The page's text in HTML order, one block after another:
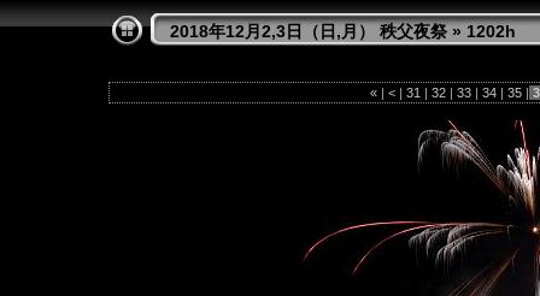
2018年12月2,3日（日,月） 秩父夜祭 » 1202h
« | < | 31 | 32 | 33 | 34 | 35 |